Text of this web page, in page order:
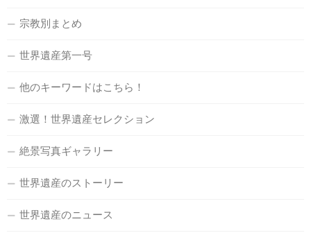
宗教別まとめ
世界遺産第一号
他のキーワードはこちら！
激選！世界遺産セレクション
絶景写真ギャラリー
世界遺産のストーリー
世界遺産のニュース